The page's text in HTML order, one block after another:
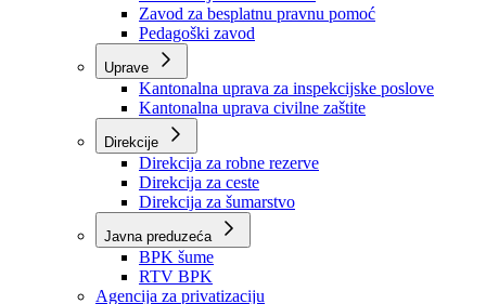
Zavodi
Zavod zdravstvenog osiguranja
Zavod za javno zdravstvo
Zavod za besplatnu pravnu pomoć
Pedagoški zavod
Kantonalna uprava za inspekcijske poslove
Kantonalna uprava civilne zaštite
Direkcije
Direkcija za robne rezerve
Direkcija za ceste
Direkcija za šumarstvo
Javna preduzeća